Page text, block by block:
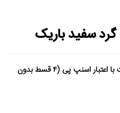
پرداخت با اعتبار اسنپ پی (۴ قسط بدون